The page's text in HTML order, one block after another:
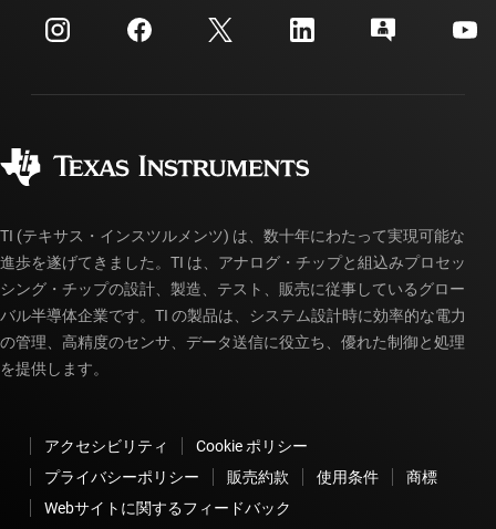
投資家向け情報
製造
カスタマー・サポート・センター
myTI アカウントの FAQ
ご注文に関する FAQ
TI (テキサス・インスツルメンツ) は、数十年にわたって実現可能な
進歩を遂げてきました。TI は、アナログ・チップと組込みプロセッ
シング・チップの設計、製造、テスト、販売に従事しているグロー
バル半導体企業です。TI の製品は、システム設計時に効率的な電力
の管理、高精度のセンサ、データ送信に役立ち、優れた制御と処理
を提供します。
アクセシビリティ
Cookie ポリシー
プライバシーポリシー
販売約款 使用条件
商標
Webサイトに関するフィードバック